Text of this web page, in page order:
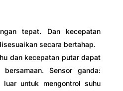
tepat. Dan kecepatan
secara bertahap.
dan kecepatan putar dapat
Sensor ganda:
luar untuk mengontrol suhu